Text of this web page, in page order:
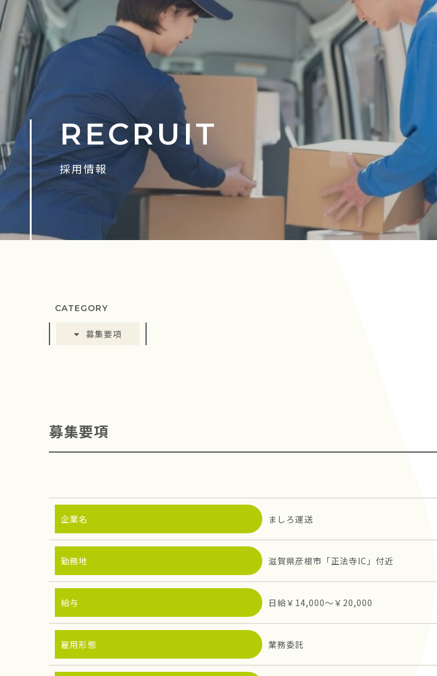
RECRUIT
採用情報
CATEGORY
募集要項
募集要項
企業名 ましろ運送
勤務地 滋賀県彦根市「正法寺IC」付近
給与 日給￥14,000～￥20,000
雇用形態 業務委託